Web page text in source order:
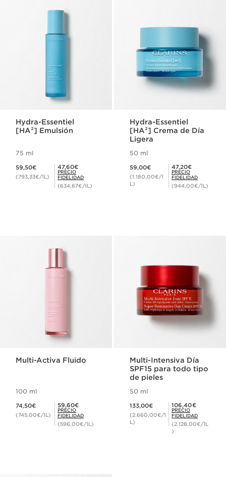
Hydra-Essentiel
[HA²] Emulsión
75 ml
59,50€
(793,33€/1L)
Precio Fidelidad 47,60€
47,60€
PRECIO
FIDELIDAD
(634,67€/1L)
Hydra-Essentiel
[HA²] Crema de Día
Ligera
50 ml
59,00€
(1.180,00€/1
L)
Precio Fidelidad 47,20€
47,20€
PRECIO
FIDELIDAD
(944,00€/1L)
Multi-Activa Fluido
100 ml
74,50€
(745,00€/1L)
Precio Fidelidad 59,60€
59,60€
PRECIO
FIDELIDAD
(596,00€/1L)
Multi-Intensiva Día
SPF15 para todo tipo
de pieles
50 ml
133,00€
(2.660,00€/1
L)
Precio Fidelidad 106,40€
106,40€
PRECIO
FIDELIDAD
(2.128,00€/1L
)